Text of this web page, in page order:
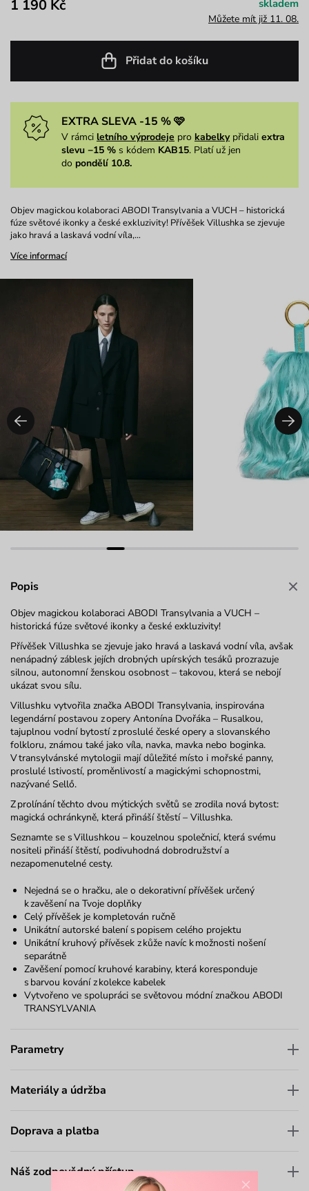
1 190 Kč skladem
Můžete mít již 11. 08.
Přidat do košíku
EXTRA SLEVA -15 % 🩷
V rámci letního výprodeje pro kabelkypřidali extra
slevu −15 % s kódem KAB15. Platí už jen
do pondělí 10.8.
Objev magickou kolaboraci ABODI Transylvania a VUCH – historická
fúze světové ikonky a české exkluzivity! Přívěšek Villushka se zjevuje
jako hravá a laskavá vodní víla,…
Více informací
Popis
Objev magickou kolaboraci ABODI Transylvania a VUCH –
historická fúze světové ikonky a české exkluzivity!
Přívěšek Villushka se zjevuje jako hravá a laskavá vodní víla, avšak
nenápadný záblesk jejích drobných upírských tesáků prozrazuje
silnou, autonomní ženskou osobnost – takovou, která se nebojí
ukázat svou sílu.
Villushku vytvořila značka ABODI Transylvania, inspirována
legendární postavou z opery Antonína Dvořáka – Rusalkou,
tajuplnou vodní bytostí z proslulé české opery a slovanského
folkloru, známou také jako víla, navka, mavka nebo boginka.
V transylvánské mytologii mají důležité místo i mořské panny,
proslulé lstivostí, proměnlivostí a magickými schopnostmi,
nazývané Sellő.
Z prolínání těchto dvou mýtických světů se zrodila nová bytost:
magická ochránkyně, která přináší štěstí – Villushka.
Seznamte se sVillushkou – kouzelnou společnicí, která svému
nositeli přináší štěstí, podivuhodná dobrodružství a
nezapomenutelné cesty.
Nejedná se o hračku, ale o dekorativní přívěšek určený
k zavěšení na Tvoje doplňky
Celý přívěšek je kompletován ručně
Unikátní autorské balení s popisem celého projektu
Unikátní kruhový přívěsek z kůže navíc k možnosti nošení
separátně
Zavěšení pomocí kruhové karabiny, která koresponduje
s barvou kování z kolekce kabelek
Vytvořeno ve spolupráci se světovou módní značkou ABODI
TRANSYLVANIA
Parametry
Materiály a údržba
Doprava a platba
Náš zodpovědný přístup
×